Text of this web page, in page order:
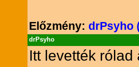
Előzmény: drPsyho
drPsyho
Itt levették rólad